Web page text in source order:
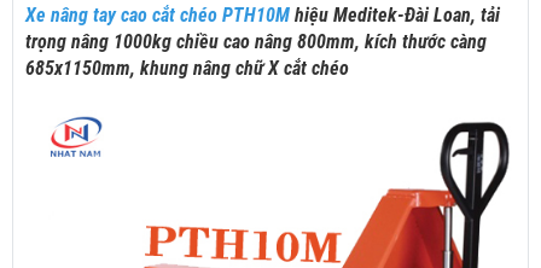
Xe nâng tay cao cắt chéo PTH10M hiệu Meditek-Đài Loan, tải
trọng nâng 1000kg chiều cao nâng 800mm, kích thước càng
685x1150mm, khung nâng chữ X cắt chéo